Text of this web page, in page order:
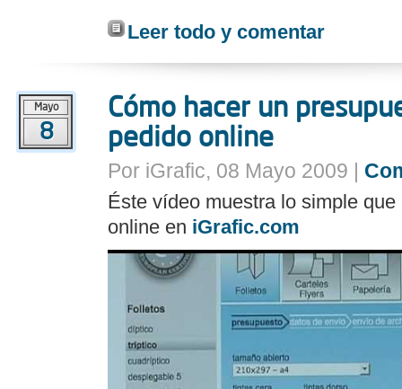
Leer todo y comentar
Mayo
8
Cómo hacer un
pedido online
Por iGrafic, 08 Mayo 2009 |
Éste vídeo muestra lo simple
online en iGrafic.com